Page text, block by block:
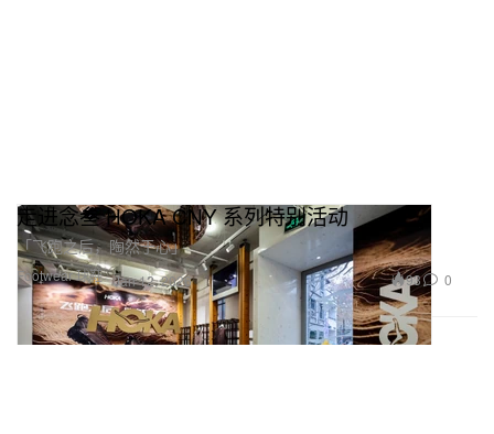
Footwear 球鞋
走进念叁 HOKA CNY 系列特别活动
「飞跑之后，陶然于心」
Jan 12, 2026 93 0